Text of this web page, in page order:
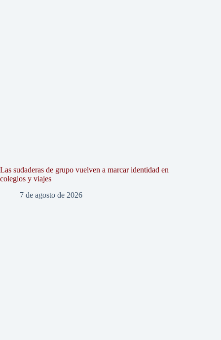
Las sudaderas de grupo vuelven a marcar identidad en
colegios y viajes
7 de agosto de 2026